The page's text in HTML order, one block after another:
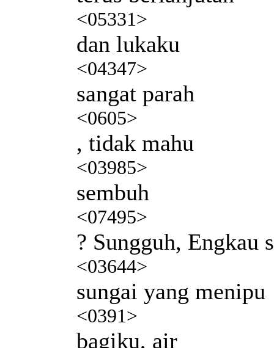
<05331>
dan lukaku
<04347>
sangat parah
<0605>
, tidak mahu
<03985>
sembuh
<07495>
? Sungguh, Engkau
<03644>
sungai yang menipu
<0391>
bagiku, air